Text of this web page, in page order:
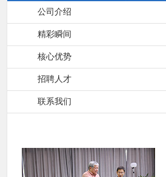
公司介绍
精彩瞬间
核心优势
招聘人才
联系我们